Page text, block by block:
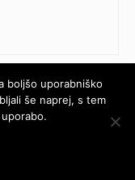
boljšo uporabniško
še naprej, s tem